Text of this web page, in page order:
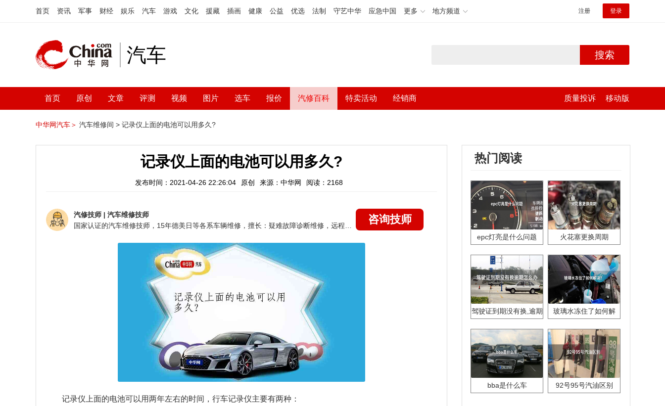
首页 资讯 军事 财经 娱乐 汽车 游戏 文化 援藏 插画 健康 公益 优选 法制 守艺中华 应急中国 更多 地方频道 注册 登录
汽车 搜索
首页 原创 文章 评测 视频 图片 选车 报价 汽修百科 特卖活动 经销商 质量投诉 移动版
中华网汽车＞ 汽车维修间 > 记录仪上面的电池可以用多久?
记录仪上面的电池可以用多久?
发布时间：2021-04-26 22:26:04 原创 来源：中华网 阅读：2168
汽修技师 | 汽车维修技师
咨询技师
记录仪上面的电池可以用两年左右的时间，行车记录仪主要有两种：
热门阅读
epc灯亮是什么问题 火花塞更换周期
驾驶证到期没有换,逾期
玻璃水冻住了如何解
bba是什么车 92号95号汽油区别